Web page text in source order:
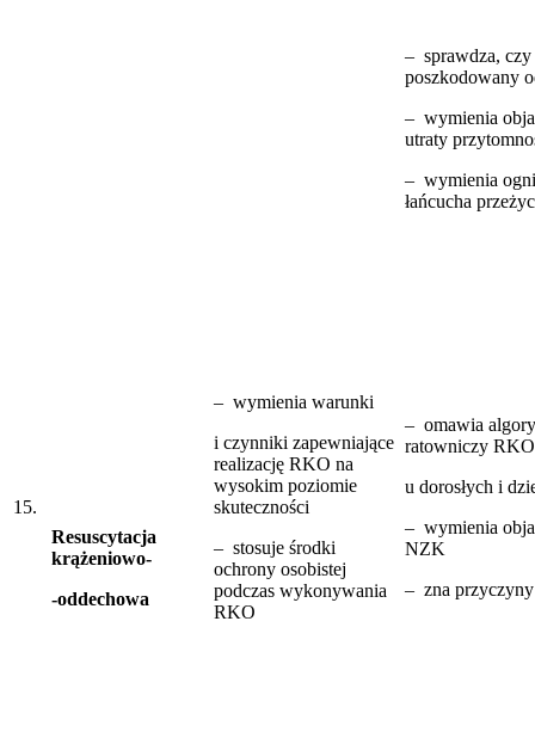
– sprawdza, czy
poszkodowany
– wymienia
utraty
– wymienia
łańcucha
15.
Resuscytacja
krążeniowo-
-oddechowa
– wymienia warunki
i czynniki zapewniające
realizację RKO na
wysokim poziomie
skuteczności
– stosuje środki
ochrony osobistej
podczas wykonywania
RKO
– omawia
ratowniczy RKO
u dorosłych i
– wymienia
NZK
– zna